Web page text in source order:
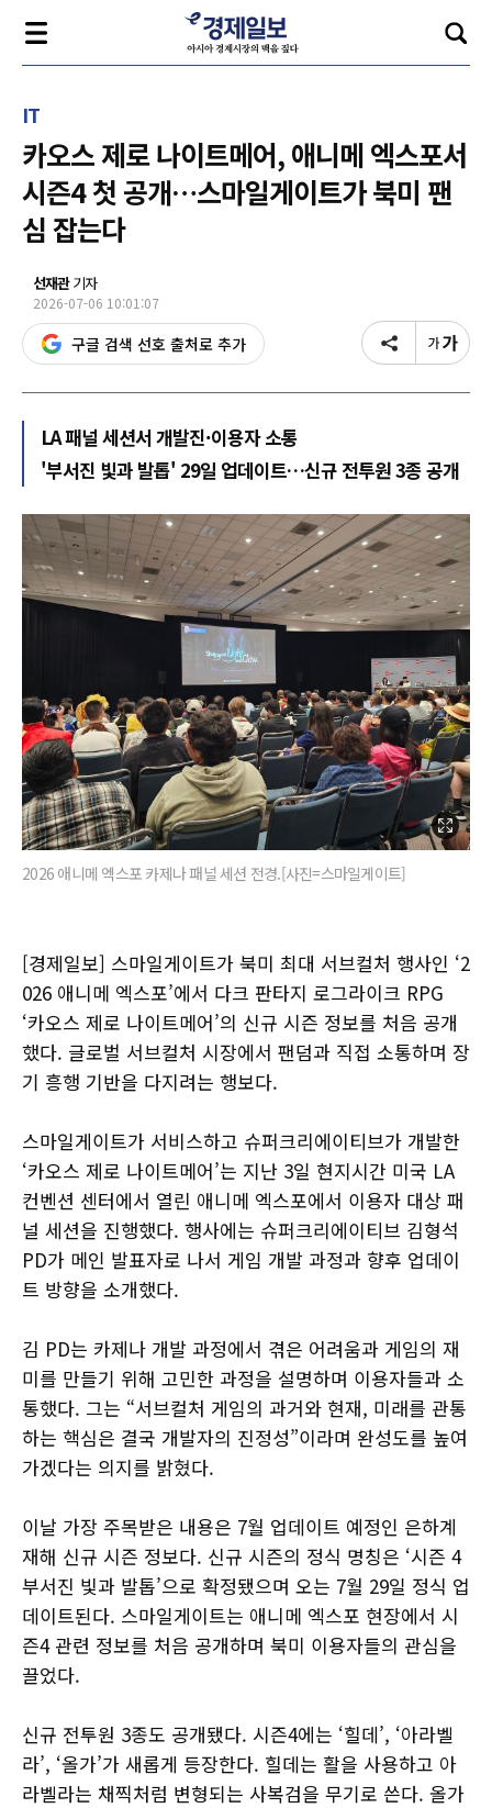
IT
카오스 제로 나이트메어, 애니메 엑스포서
시즌4 첫 공개…스마일게이트가 북미 팬
심 잡는다
선재관기자
2026-07-06 10:01:07
구글 검색 선호 출처로 추가
LA 패널 세션서 개발진·이용자 소통
'부서진 빛과 발톱' 29일 업데이트…신규 전투원 3종 공개
2026 애니메 엑스포 카제나 패널 세션 전경.[사진=스마일게이트]
[경제일보] 스마일게이트가 북미 최대 서브컬처 행사인 ‘2
026 애니메 엑스포’에서 다크 판타지 로그라이크 RPG
‘카오스 제로 나이트메어’의 신규 시즌 정보를 처음 공개
했다. 글로벌 서브컬처 시장에서 팬덤과 직접 소통하며 장
기 흥행 기반을 다지려는 행보다.
스마일게이트가 서비스하고 슈퍼크리에이티브가 개발한
‘카오스 제로 나이트메어’는 지난 3일 현지시간 미국 LA
컨벤션 센터에서 열린 애니메 엑스포에서 이용자 대상 패
널 세션을 진행했다. 행사에는 슈퍼크리에이티브 김형석
PD가 메인 발표자로 나서 게임 개발 과정과 향후 업데이
트 방향을 소개했다.
김 PD는 카제나 개발 과정에서 겪은 어려움과 게임의 재
미를 만들기 위해 고민한 과정을 설명하며 이용자들과 소
통했다. 그는 “서브컬처 게임의 과거와 현재, 미래를 관통
하는 핵심은 결국 개발자의 진정성”이라며 완성도를 높여
가겠다는 의지를 밝혔다.
이날 가장 주목받은 내용은 7월 업데이트 예정인 은하계
재해 신규 시즌 정보다. 신규 시즌의 정식 명칭은 ‘시즌 4
부서진 빛과 발톱’으로 확정됐으며 오는 7월 29일 정식 업
데이트된다. 스마일게이트는 애니메 엑스포 현장에서 시
즌4 관련 정보를 처음 공개하며 북미 이용자들의 관심을
끌었다.
신규 전투원 3종도 공개됐다. 시즌4에는 ‘힐데’, ‘아라벨
라’, ‘올가’가 새롭게 등장한다. 힐데는 활을 사용하고 아
라벨라는 채찍처럼 변형되는 사복검을 무기로 쓴다. 올가